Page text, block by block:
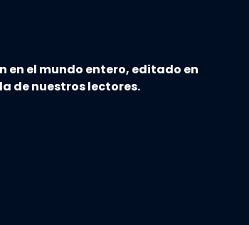
en el mundo entero, editado en
de nuestros lectores.